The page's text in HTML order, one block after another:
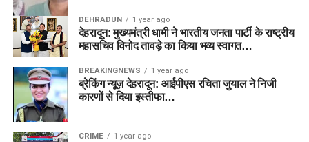
DEHRADUN 1 year ago
देहरादून: मुख्यमंत्री धामी ने भारतीय जनता पार्टी के राष्ट्रीय
महासचिव विनोद तावड़े का किया भव्य स्वागत…
BREAKINGNEWS 1 year ago
ब्रेकिंग न्यूज़ देहरादून: आईपीएस रचिता जुयाल ने निजी
कारणों से दिया इस्तीफा…
CRIME 1 year ago